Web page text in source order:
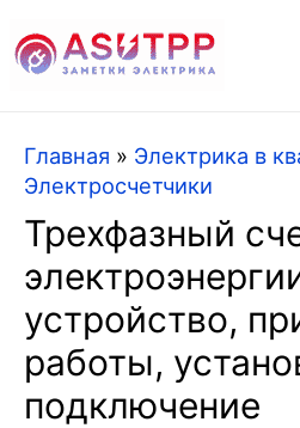
Главная » Электрика в
Электросчетчики
Трехфазный
устройство,
работы,
подключение